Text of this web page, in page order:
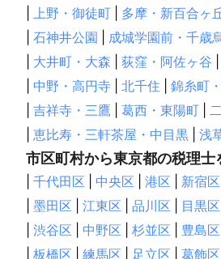
上野・御徒町 多摩・新百合ヶ
石神井公園 成城学園前・千歳
大井町・大森 荻窪・阿佐ヶ谷
中野・高円寺 北千住
錦糸町
吉祥寺・三鷹 葛西・東陽町
恵比寿・三軒茶屋・中目黒 浅
市区町村から東京都の税理士
千代田区 中央区 港区 新宿区
墨田区 江東区 品川区 目黒区
渋谷区 中野区 杉並区 豊島区
板橋区 練馬区 足立区 葛飾区